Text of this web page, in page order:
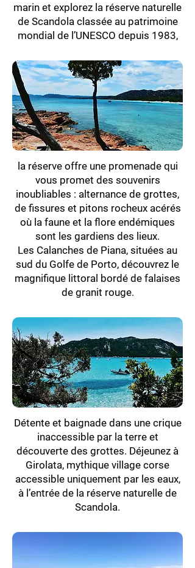
marin et explorez la réserve naturelle
de Scandola classée au patrimoine
mondial de l’UNESCO depuis 1983,
la réserve offre une promenade qui
vous promet des souvenirs
inoubliables : alternance de grottes,
de fissures et pitons rocheux acérés
où la faune et la flore endémiques
sont les gardiens des lieux.
Les Calanches de Piana, situées au
sud du Golfe de Porto, découvrez le
magnifique littoral bordé de falaises
de granit rouge.
Détente et baignade dans une crique
inaccessible par la terre et
découverte des grottes. Déjeunez à
Girolata, mythique village corse
accessible uniquement par les eaux,
à l’entrée de la réserve naturelle de
Scandola.